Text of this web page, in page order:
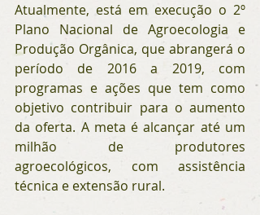
Atualmente, está em execução o 2º
Plano Nacional de Agroecologia e
Produção Orgânica, que abrangerá o
período de 2016 a 2019, com
programas e ações que tem como
objetivo contribuir para o aumento
da oferta. A meta é alcançar até um
milhão de produtores
agroecológicos, com assistência
técnica e extensão rural.